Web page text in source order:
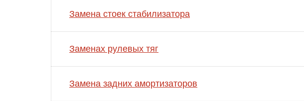
Замена стоек стабилизатора
Заменах рулевых тяг
Замена задних амортизаторов